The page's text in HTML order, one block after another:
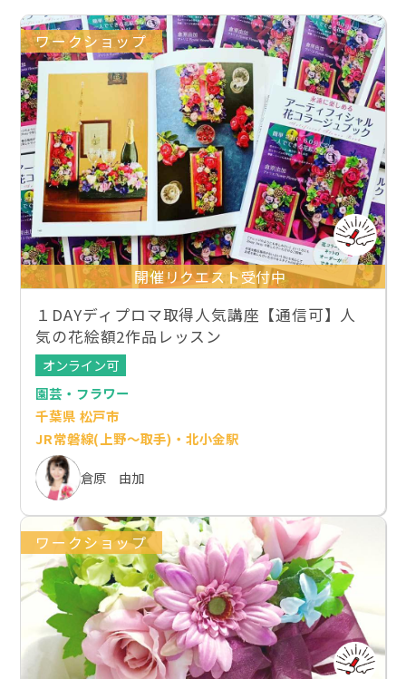
ワークショップ
開催リクエスト受付中
１DAYディプロマ取得人気講座【通信可】人
気の花絵額2作品レッスン
オンライン可
園芸・フラワー
千葉県 松戸市
JR常磐線(上野～取手)・北小金駅
倉原 由加
ワークショップ